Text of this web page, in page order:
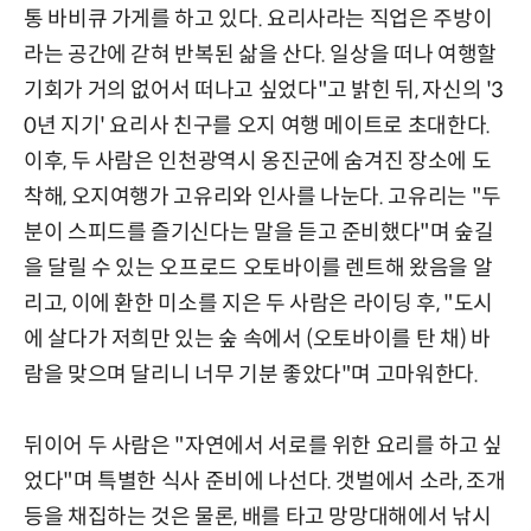
통 바비큐 가게를 하고 있다. 요리사라는 직업은 주방이
라는 공간에 갇혀 반복된 삶을 산다. 일상을 떠나 여행할
기회가 거의 없어서 떠나고 싶었다"고 밝힌 뒤, 자신의 '3
0년 지기' 요리사 친구를 오지 여행 메이트로 초대한다.
이후, 두 사람은 인천광역시 옹진군에 숨겨진 장소에 도
착해, 오지여행가 고유리와 인사를 나눈다. 고유리는 "두
분이 스피드를 즐기신다는 말을 듣고 준비했다"며 숲길
을 달릴 수 있는 오프로드 오토바이를 렌트해 왔음을 알
리고, 이에 환한 미소를 지은 두 사람은 라이딩 후, "도시
에 살다가 저희만 있는 숲 속에서 (오토바이를 탄 채) 바
람을 맞으며 달리니 너무 기분 좋았다"며 고마워한다.
뒤이어 두 사람은 "자연에서 서로를 위한 요리를 하고 싶
었다"며 특별한 식사 준비에 나선다. 갯벌에서 소라, 조개
등을 채집하는 것은 물론, 배를 타고 망망대해에서 낚시